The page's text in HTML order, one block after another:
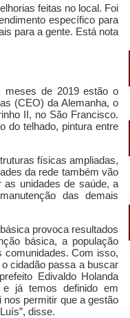
feitas no local. Foi
específico para
para a gente. Está nota
meses de 2019 estão o
(CEO) da Alemanha, o
II, no São Francisco.
do telhado, pintura entre
físicas ampliadas,
da rede também vão
unidades de saúde, a
das demais
provoca resultados
básica, a população
comunidades. Com isso,
cidadão passa a buscar
Edivaldo Holanda
já temos definido em
nos permitir que a gestão
disse.